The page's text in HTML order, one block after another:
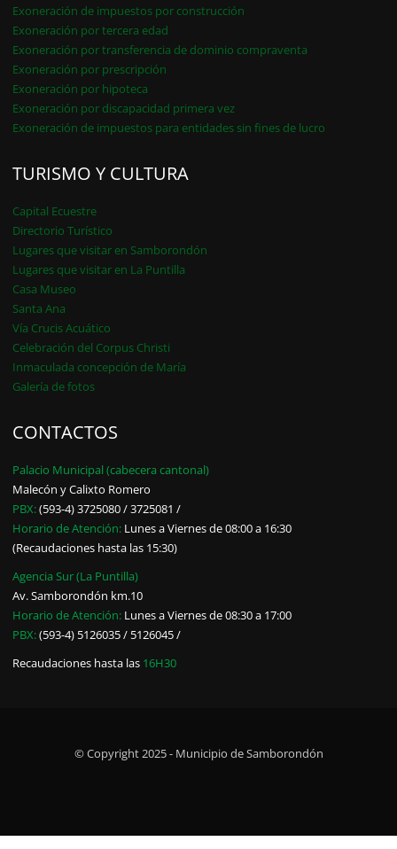
Exoneración de impuestos por construcción
Exoneración por tercera edad
Exoneración por transferencia de dominio compraventa
Exoneración por prescripción
Exoneración por hipoteca
Exoneración por discapacidad primera vez
Exoneración de impuestos para entidades sin fines de lucro
TURISMO Y CULTURA
Capital Ecuestre
Directorio Turístico
Lugares que visitar en Samborondón
Lugares que visitar en La Puntilla
Casa Museo
Santa Ana
Vía Crucis Acuático
Celebración del Corpus Christi
Inmaculada concepción de María
Galería de fotos
CONTACTOS
Palacio Municipal (cabecera cantonal)
Malecón y Calixto Romero
PBX:(593-4) 3725080 / 3725081 /
Horario de Atención: Lunes a Viernes de 08:00 a 16:30
(Recaudaciones hasta las 15:30)
Agencia Sur (La Puntilla)
Av. Samborondón km.10
Horario de Atención: Lunes a Viernes de 08:30 a 17:00
PBX:(593-4) 5126035 / 5126045 /
Recaudaciones hasta las 16H30
© Copyright 2025 - Municipio de Samborondón